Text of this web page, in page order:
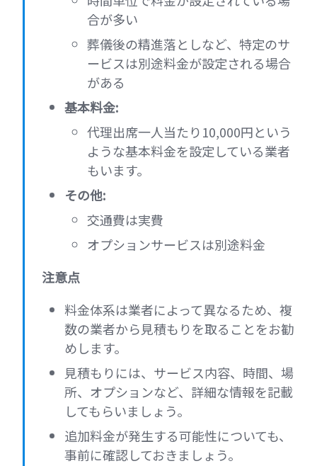
合が多い
葬儀後の精進落としなど、特定のサ
ービスは別途料金が設定される場合
がある
基本料金:
代理出席一人当たり10,000円という
ような基本料金を設定している業者
もいます。
その他:
交通費は実費
オプションサービスは別途料金
注意点
料金体系は業者によって異なるため、複
数の業者から見積もりを取ることをお勧
めします。
見積もりには、サービス内容、時間、場
所、オプションなど、詳細な情報を記載
してもらいましょう。
追加料金が発生する可能性についても、
事前に確認しておきましょう。